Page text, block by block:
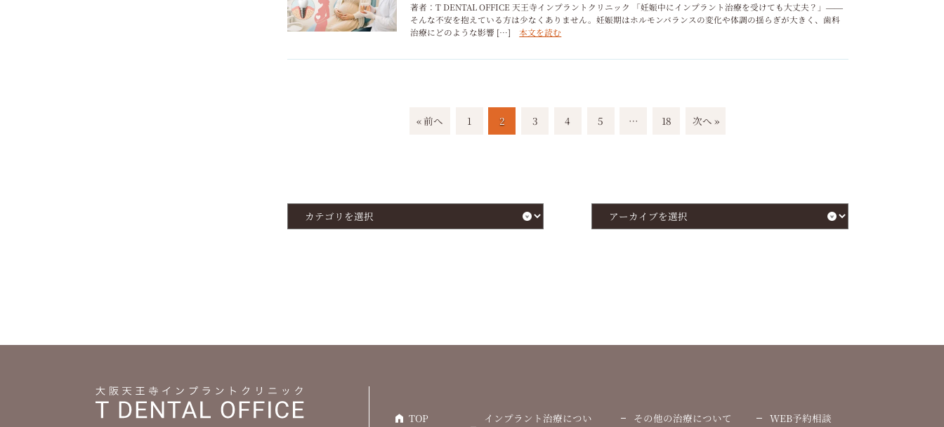
著者：T DENTAL OFFICE 天王寺インプラントクリニック 「妊娠中にインプラント治療を受けても大丈夫？」――
そんな不安を抱えている方は少なくありません。妊娠期はホルモンバランスの変化や体調の揺らぎが大きく、歯科
治療にどのような影響 […]本文を読む
« 前へ 1 2 3 4 5 … 18 次へ »
カ
ゴ
ア
カ
TOP
インプラント治療につい
その他の治療について WEB予約相談